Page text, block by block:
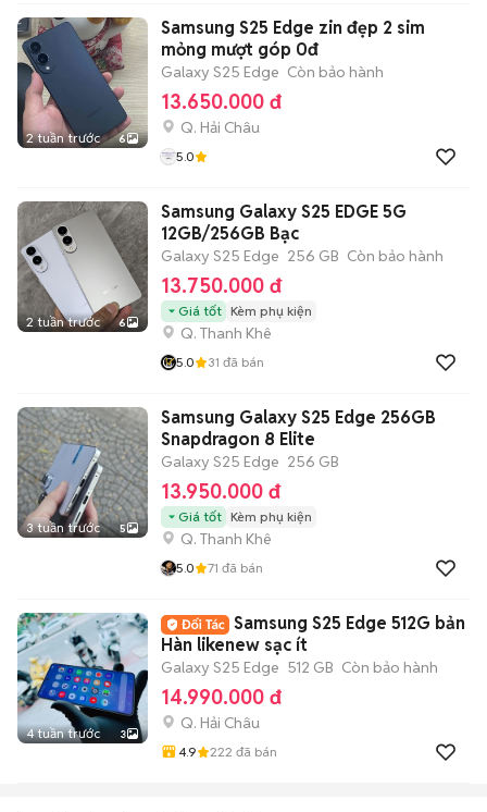
2 tuần trước 6
Samsung S25 Edge zin đẹp 2 sim
mỏng mượt góp 0đ
Galaxy S25 Edge Còn bảo hành
13.650.000 đ
Q. Hải Châu
5.0
2 tuần trước 6
Samsung Galaxy S25 EDGE 5G
12GB/256GB Bạc
Galaxy S25 Edge 256 GB Còn bảo hành
13.750.000 đ
Giá tốt Kèm phụ kiện
Q. Thanh Khê
5.0 31 đã bán
3 tuần trước 5
Samsung Galaxy S25 Edge 256GB
Snapdragon 8 Elite
Galaxy S25 Edge 256 GB
13.950.000 đ
Giá tốt Kèm phụ kiện
Q. Thanh Khê
5.0 71 đã bán
4 tuần trước 3
Samsung S25 Edge 512G bản
Hàn likenew sạc ít
Galaxy S25 Edge 512 GB Còn bảo hành
14.990.000 đ
Q. Hải Châu
4.9 222 đã bán